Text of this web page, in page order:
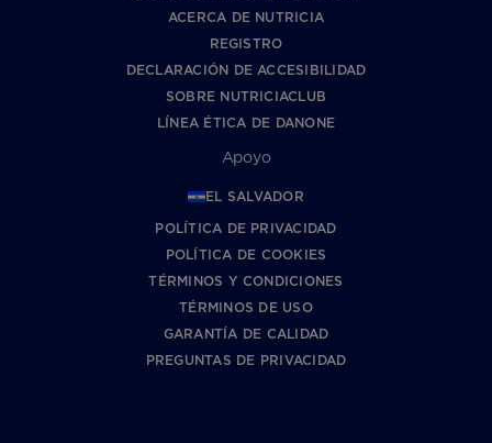
ACERCA DE NUTRICIA
REGISTRO
DECLARACIÓN DE ACCESIBILIDAD
SOBRE NUTRICIACLUB
LÍNEA ÉTICA DE DANONE
Apoyo
EL SALVADOR
POLÍTICA DE PRIVACIDAD
POLÍTICA DE COOKIES
TÉRMINOS Y CONDICIONES
TÉRMINOS DE USO
GARANTÍA DE CALIDAD
PREGUNTAS DE PRIVACIDAD